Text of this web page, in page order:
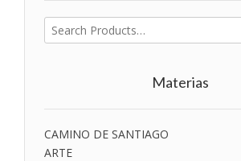
Buscar
por:
Materias
CAMINO DE SANTIAGO
ARTE